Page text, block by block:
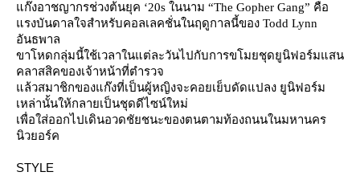
ก๊งอาชญากรช่วงต้นยุค ‘20s ในนาม “The Gopher Gang” คือ
รงบันดาลใจสำหรับคอลเลคชั่นในฤดูกาลนี้ของ Todd Lynn
อันธพาล
ขาโหดกลุ่มนี้ใช้เวลาในแต่ละวันไปกับการขโมยชุดยูนิฟอร์มแสน
คลาสสิคของเจ้าหน้าที่ตำรวจ
ล้วสมาชิกของแก๊งที่เป็นผู้หญิงจะคอยเย็บดัดแปลง ยูนิฟอร์ม
เหล่านั้นให้กลายเป็นชุดดีไซน์ใหม่
เพื่อใส่ออกไปเดินอวดชัยชนะของตนตามท้องถนนในมหานคร
นิวยอร์ค
STYLE